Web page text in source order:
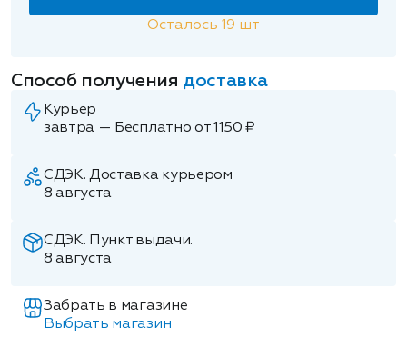
Осталось 19 шт
Способ получения доставка
Курьер
завтра — Бесплатно от 1150 ₽
СДЭК. Доставка курьером
8 августа
СДЭК. Пункт выдачи.
8 августа
Забрать в магазине
Выбрать магазин